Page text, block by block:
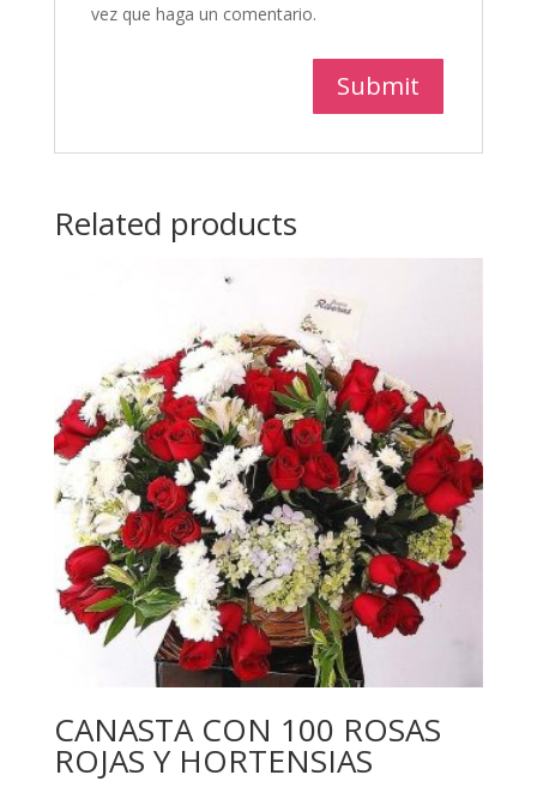
vez que haga un comentario.
Related products
CANASTA CON 100 ROSAS
ROJAS Y HORTENSIAS